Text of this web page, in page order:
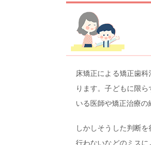
床矯正による矯正歯
ります。子どもに限
いる医師や矯正治療の
しかしそうした判断
行わないなどのミス